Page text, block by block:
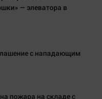
— элеватора в
с нападающим
пожара на складе с